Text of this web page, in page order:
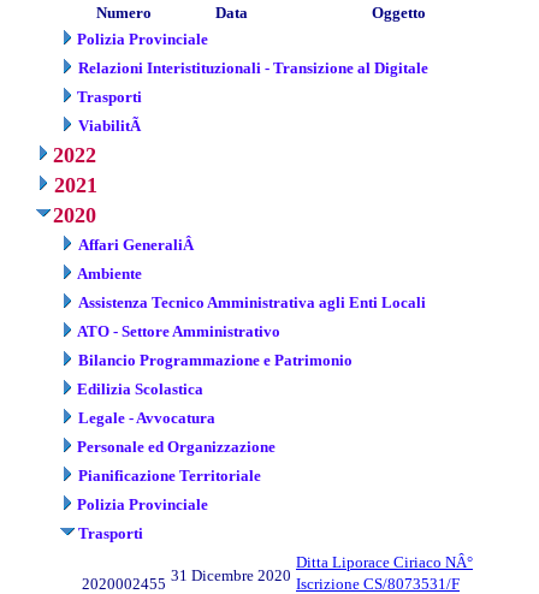
Numero Data
Oggetto
Polizia Provinciale
Relazioni Interistituzionali - Transizione al Digitale
Trasporti
ViabilitÃ
2022
2021
2020
Affari GeneraliÂ
Ambiente
Assistenza Tecnico Amministrativa agli Enti Locali
ATO - Settore Amministrativo
Bilancio Programmazione e Patrimonio
Edilizia Scolastica
Legale - Avvocatura
Personale ed Organizzazione
Pianificazione Territoriale
Polizia Provinciale
Trasporti
2020002455 31 Dicembre 2020
Ditta Liporace Ciriaco NÂ°
Iscrizione CS/8073531/F